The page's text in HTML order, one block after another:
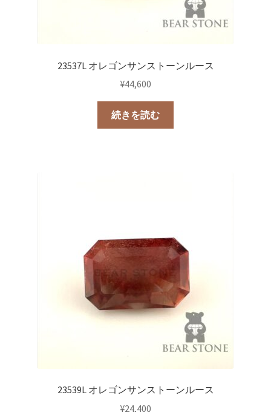
23537L オレゴンサンストーンルース
¥44,600
続きを読む
23539L オレゴンサンストーンルース
¥24,400